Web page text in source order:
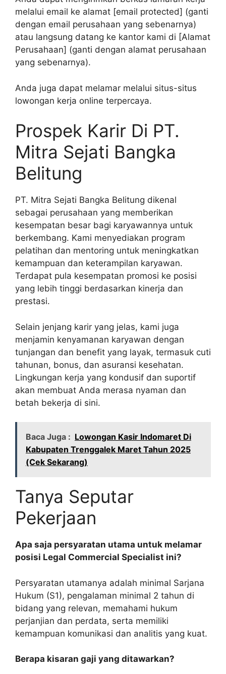
melalui email ke alamat [email protected] (ganti
dengan email perusahaan yang sebenarnya)
atau langsung datang ke kantor kami di [Alamat
Perusahaan] (ganti dengan alamat perusahaan
yang sebenarnya).
Anda juga dapat melamar melalui situs-situs
lowongan kerja online terpercaya.
Prospek Karir Di PT.
Mitra Sejati Bangka
Belitung
PT. Mitra Sejati Bangka Belitung dikenal
sebagai perusahaan yang memberikan
kesempatan besar bagi karyawannya untuk
berkembang. Kami menyediakan program
pelatihan dan mentoring untuk meningkatkan
kemampuan dan keterampilan karyawan.
Terdapat pula kesempatan promosi ke posisi
yang lebih tinggi berdasarkan kinerja dan
prestasi.
Selain jenjang karir yang jelas, kami juga
menjamin kenyamanan karyawan dengan
tunjangan dan benefit yang layak, termasuk cuti
tahunan, bonus, dan asuransi kesehatan.
Lingkungan kerja yang kondusif dan suportif
akan membuat Anda merasa nyaman dan
betah bekerja di sini.
Baca Juga : Lowongan Kasir Indomaret Di
Kabupaten Trenggalek Maret Tahun 2025
(Cek Sekarang)
Tanya Seputar
Pekerjaan
Apa saja persyaratan utama untuk melamar
posisi Legal Commercial Specialist ini?
Persyaratan utamanya adalah minimal Sarjana
Hukum (S1), pengalaman minimal 2 tahun di
bidang yang relevan, memahami hukum
perjanjian dan perdata, serta memiliki
kemampuan komunikasi dan analitis yang kuat.
Berapa kisaran gaji yang ditawarkan?